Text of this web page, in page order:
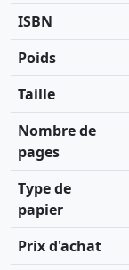
ISBN
Poids
Taille
Nombre de
pages
Type de
papier
Prix d'achat